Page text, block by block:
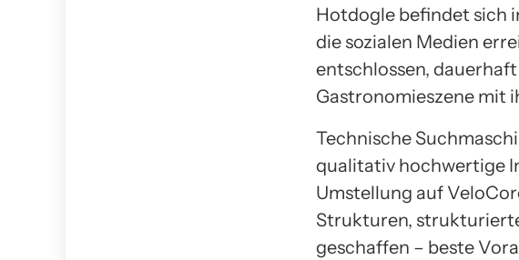
Hotdogle befindet sich
die sozialen Medien
entschlossen,
Gastronomieszene mit
Technische
qualitativ hochwertige
Umstellung auf
Strukturen,
geschaffen – beste